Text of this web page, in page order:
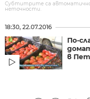
Субтитрите са
неточности.
18:30, 22.07.2016
По-
в